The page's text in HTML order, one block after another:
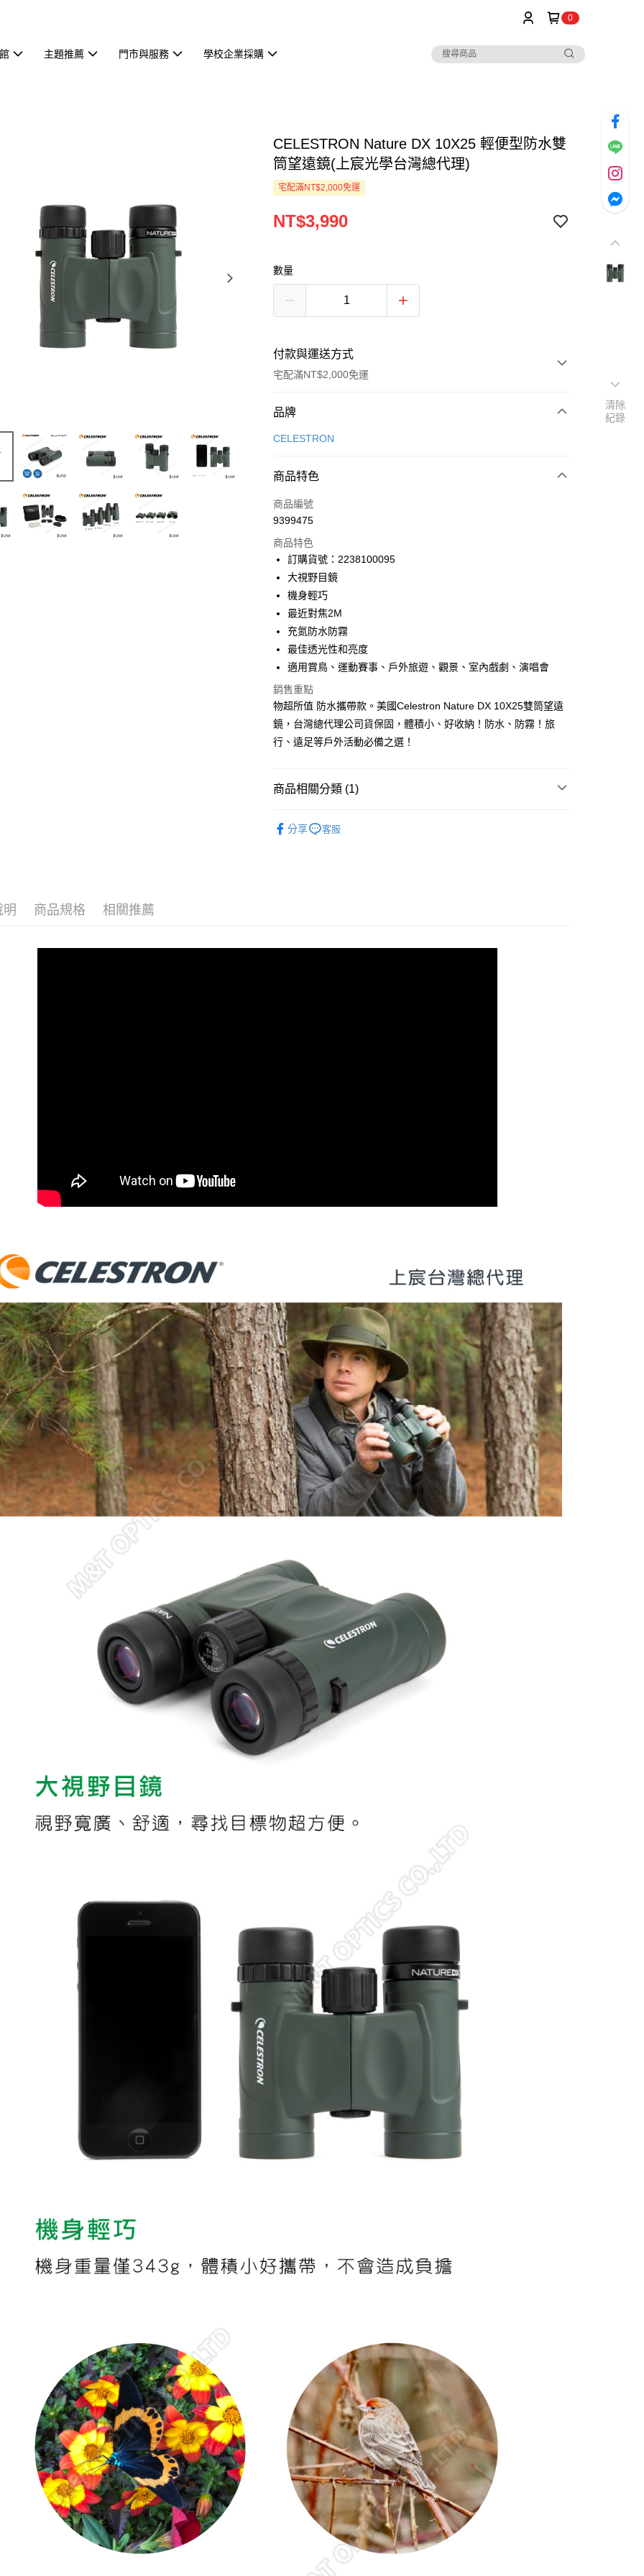
0
主題推薦 門市與服務 學校企業採購
CELESTRON Nature DX 10X25 輕便型防水雙
筒望遠鏡(上宸光學台灣總代理)
宅配滿NT$2,000免運
NT$3,990
數量
付款與運送方式
宅配滿NT$2,000免運
付款方式
信用卡一次付款
ATM付款
運送方式
郵寄到府(台灣本島適用)
每筆NT$100，滿NT$2,000(含以上)免運費
台灣離島寄送(基本運費100元+離島加收80元)
每筆NT$180，滿NT$2,000(含以上)免運費
品牌
CELESTRON
商品特色
商品編號
9399475
商品特色
訂購貨號：2238100095
大視野目鏡
機身輕巧
最近對焦2M
充氮防水防霧
最佳透光性和亮度
適用賞鳥、運動賽事、戶外旅遊、觀景、室內戲劇、演唱會
銷售重點
物超所值 防水攜帶款。美國Celestron Nature DX 10X25雙筒望遠
鏡，台灣總代理公司貨保固，體積小、好收納！防水、防霧！旅
行、遠足等戶外活動必備之選！
商品相關分類 (1)
分享
客服
明 商品規格 相關推薦
清除
紀錄